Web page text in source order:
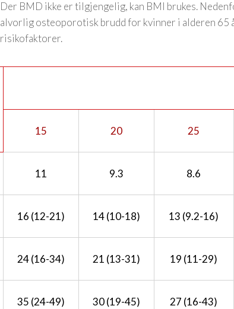
Der BMD ikke er tilgjengelig, kan BMI brukes.
alvorlig osteoporotisk brudd for kvinner i alderen 65
risikofaktorer.
15 20 25
11 9.3 8.6
16 (12-21) 14 (10-18) 13 (9.2-16)
24 (16-34) 21 (13-31) 19 (11-29)
35 (24-49) 30 (19-45) 27 (16-43)